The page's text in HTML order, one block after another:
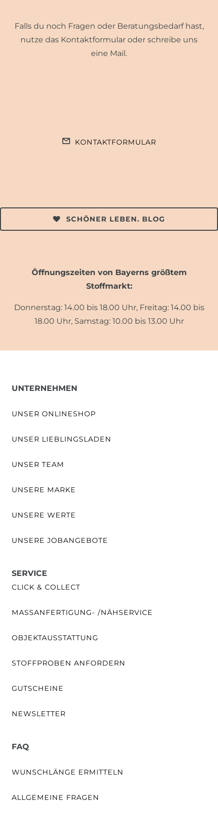
Falls du noch Fragen oder Beratungsbedarf hast,
nutze das Kontaktformular oder schreibe uns
eine Mail.
KONTAKTFORMULAR
SCHÖNER LEBEN. BLOG
Öffnungszeiten von Bayerns größtem
Stoffmarkt:
Donnerstag: 14.00 bis 18.00 Uhr, Freitag: 14.00 bis
18.00 Uhr, Samstag: 10.00 bis 13.00 Uhr
UNTERNEHMEN
UNSER ONLINESHOP
UNSER LIEBLINGSLADEN
UNSER TEAM
UNSERE MARKE
UNSERE WERTE
UNSERE JOBANGEBOTE
SERVICE
CLICK & COLLECT
MASSANFERTIGUNG- /NÄHSERVICE
OBJEKTAUSSTATTUNG
STOFFPROBEN ANFORDERN
GUTSCHEINE
NEWSLETTER
FAQ
WUNSCHLÄNGE ERMITTELN
ALLGEMEINE FRAGEN